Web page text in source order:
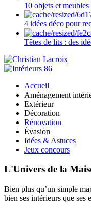
10 objets et
4 idées déco pour
Têtes de lits : des
Accueil
Aménagement
Extérieur
Décoration
Rénovation
Évasion
Idées & Astuces
Jeux concours
L'Univers de la
Bien plus qu’un simple
bien ses intérieurs que ses